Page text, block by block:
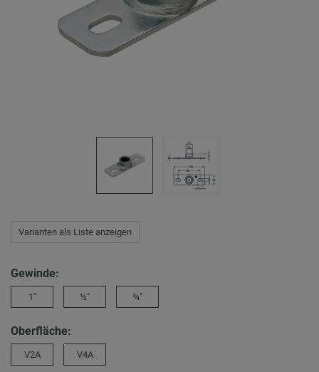
Varianten als Liste anzeigen
Gewinde:
1″ ½″ ¾″
Oberfläche:
V2A V4A